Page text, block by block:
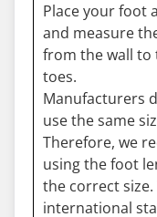
Place your foot
and measure
from the wall
toes.
Manufacturers
use the same
Therefore, we
using the foot
the correct size.
international